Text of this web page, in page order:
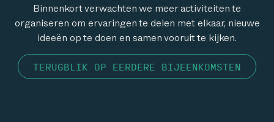
Binnenkort verwachten we meer activiteiten te
organiseren om ervaringen te delen met elkaar, nieuwe
ideeën op te doen en samen vooruit te kijken.
TERUGBLIK OP EERDERE BIJEENKOMSTEN